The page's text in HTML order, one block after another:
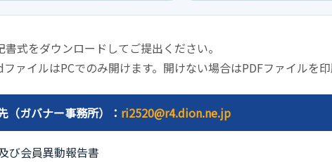
式をダウンロードしてご提出ください。
ファイルはPCでのみ開けます。開けない場合はPDFファイルを
（ガバナー事務所）： ri2520@r4.dion.ne.jp
び会員異動報告書